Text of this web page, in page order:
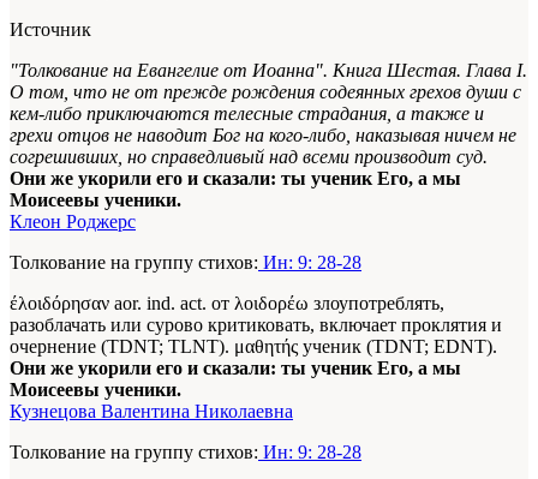
Источник
"Толкование на Евангелие от Иоанна". Книга Шестая. Глава I.
О том, что не от прежде рождения содеянных грехов души с
кем-либо приключаются телесные страдания, а также и
грехи отцов не наводит Бог на кого-либо, наказывая ничем не
согрешивших, но справедливый над всеми производит суд.
Они же укорили его и сказали: ты ученик Его, а мы
Моисеевы ученики.
Клеон Роджерс
Толкование на группу стихов: Ин: 9: 28-28
έλοιδόρησαν aor. ind. act. от λοιδορέω злоупотреблять,
разоблачать или сурово критиковать, включает проклятия и
очернение (TDNT; TLNT). μαθητής ученик (TDNT; EDNT).
Они же укорили его и сказали: ты ученик Его, а мы
Моисеевы ученики.
Кузнецова Валентина Николаевна
Толкование на группу стихов: Ин: 9: 28-28